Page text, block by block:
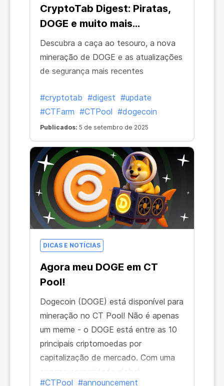
CryptoTab Digest: Piratas,
DOGE e muito mais...
Descubra a caça ao tesouro, a nova
mineração de DOGE e as atualizações
de segurança mais recentes
#cryptotab #digest #update
#CTFarm #CTPool #dogecoin
Publicados: 5 de setembro de 2025
DICAS E NOTÍCIAS
Agora meu DOGE em CT
Pool!
Dogecoin (DOGE) está disponível para
mineração no CT Pool! Não é apenas
um meme - o DOGE está entre as 10
principais criptomoedas por
capitalização de mercado. Com uma
enorme comunidade global,
#CTPool #announcement